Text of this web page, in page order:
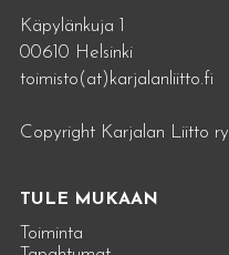
Käpylänkuja 1
00610 Helsinki
toimisto(at)karjalanliitto.fi
Copyright Karjalan Liitto ry
TULE MUKAAN
Toiminta